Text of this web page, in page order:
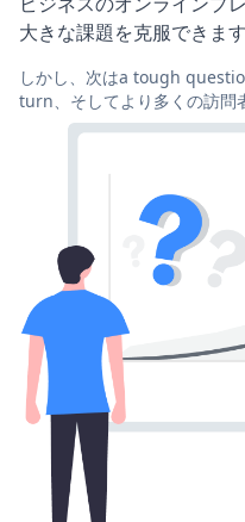
大きな課題を克服できま
しかし、次はa tough
turn、そしてより多くの訪問